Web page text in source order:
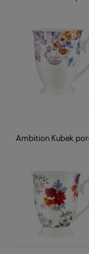
Ambition Kubek